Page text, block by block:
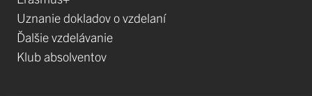
Uznanie dokladov o vzdelaní
Ďalšie vzdelávanie
Klub absolventov